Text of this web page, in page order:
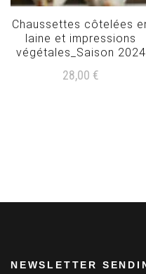
Chaussettes côtelées
laine et impressions
végétales_Saison 2024
28,00 €
choisies
NEWSLETTER